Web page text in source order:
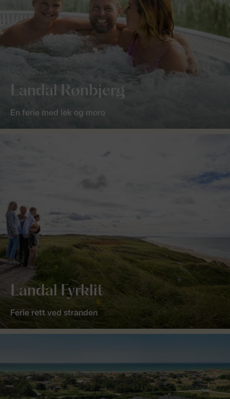
Landal Rønbjerg
En ferie med lek og moro
Landal Fyrklit
Ferie rett ved stranden